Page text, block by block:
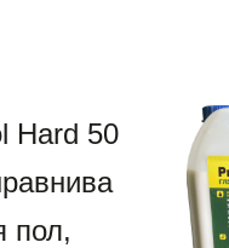
Hard 50
пол,